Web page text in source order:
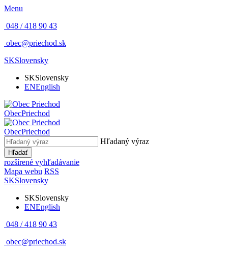
Menu
048 / 418 90 43
obec@priechod.sk
SKSlovensky
SKSlovensky
ENEnglish
ObecPriechod
ObecPriechod
Hľadaný výraz
Hľadať
rozšírené vyhľadávanie
Mapa webu RSS
SKSlovensky
SKSlovensky
ENEnglish
048 / 418 90 43
obec@priechod.sk